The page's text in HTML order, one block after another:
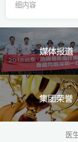
细内容
医